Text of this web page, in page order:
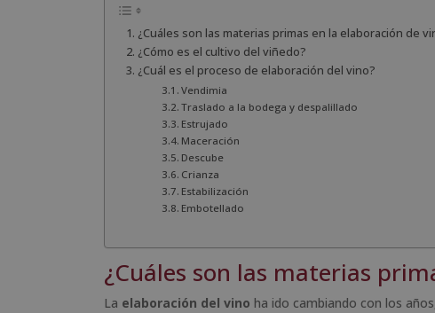
¿Cuáles son las materias primas en la elaboración de
¿Cómo es el cultivo del viñedo?
¿Cuál es el proceso de elaboración del vino?
Vendimia
Traslado a la bodega y despalillado
Estrujado
Maceración
Descube
Crianza
Estabilización
Embotellado
¿Cuáles son las materias
La elaboración del vino ha ido cambiando con los